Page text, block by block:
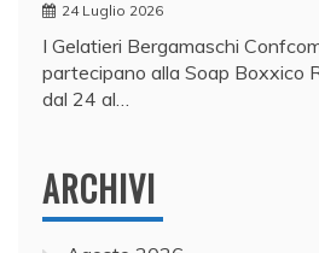
24 Luglio 2026
I Gelatieri Bergamaschi
partecipano alla Soap Boxxico
dal 24 al…
ARCHIVI